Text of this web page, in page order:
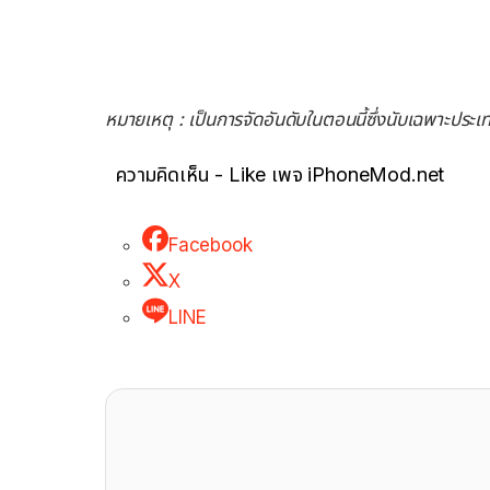
หมายเหตุ : เป็นการจัดอันดับในตอนนี้ซึ่งนับเฉพาะประเ
ความคิดเห็น - Like เพจ iPhoneMod.net
Facebook
X
LINE